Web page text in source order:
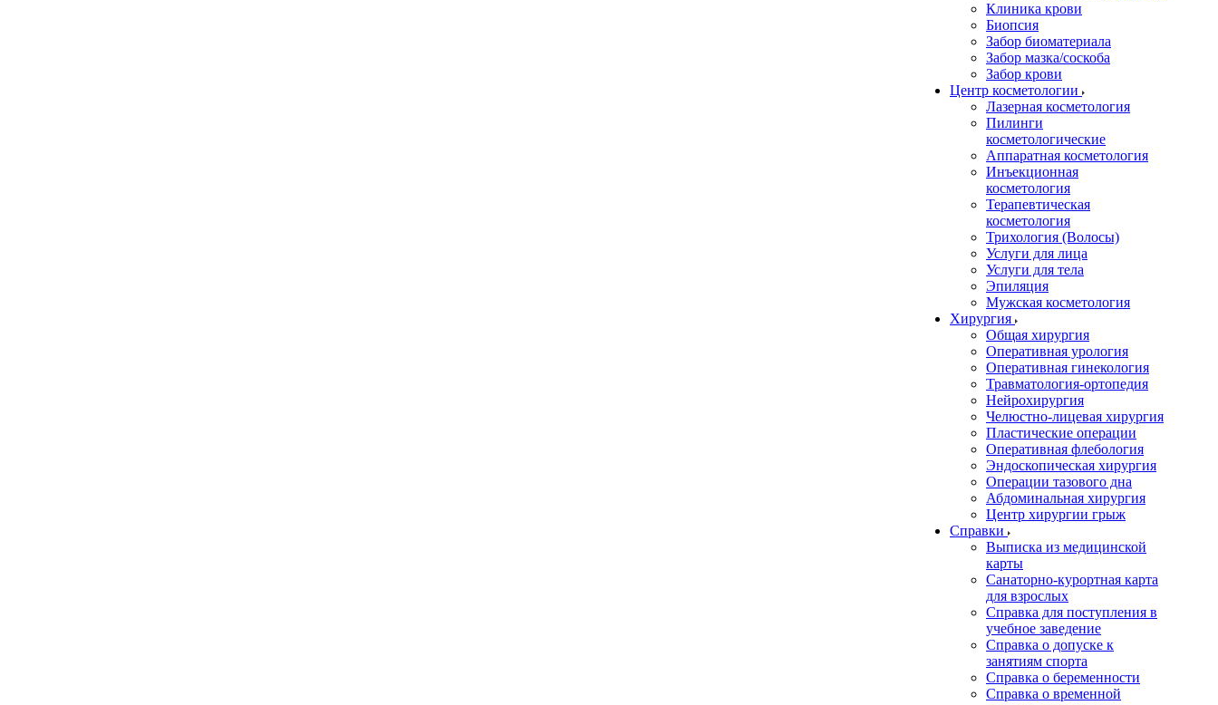
Клиника крови
Биопсия
Забор биоматериала
Забор мазка/соскоба
Забор крови
Центр косметологии
Лазерная косметология
Пилинги
косметологические
Аппаратная косметология
Инъекционная
косметология
Терапевтическая
косметология
Трихология (Волосы)
Услуги для лица
Услуги для тела
Эпиляция
Мужская косметология
Хирургия
Общая хирургия
Оперативная урология
Оперативная гинекология
Травматология-ортопедия
Нейрохирургия
Челюстно-лицевая хирургия
Пластические операции
Оперативная флебология
Эндоскопическая хирургия
Операции тазового дна
Абдоминальная хирургия
Центр хирургии грыж
Справки
Выписка из медицинской
карты
Санаторно-курортная карта
для взрослых
Справка для поступления в
учебное заведение
Справка о допуске к
занятиям спорта
Справка о беременности
Справка о временной